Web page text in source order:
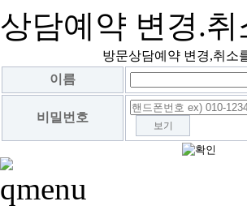
상담예약 변경.취
방문상담예약 변경,취소
이름
비밀번호
보기